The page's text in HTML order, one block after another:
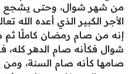
من شهر شوال، وحتى يشجع
الأجر الكبير الذي أعده الله
إنه من صام رمضان كاملًا ثم
شوال فكأنه صام الدهر كله،
صامها كأنه صام السنة،